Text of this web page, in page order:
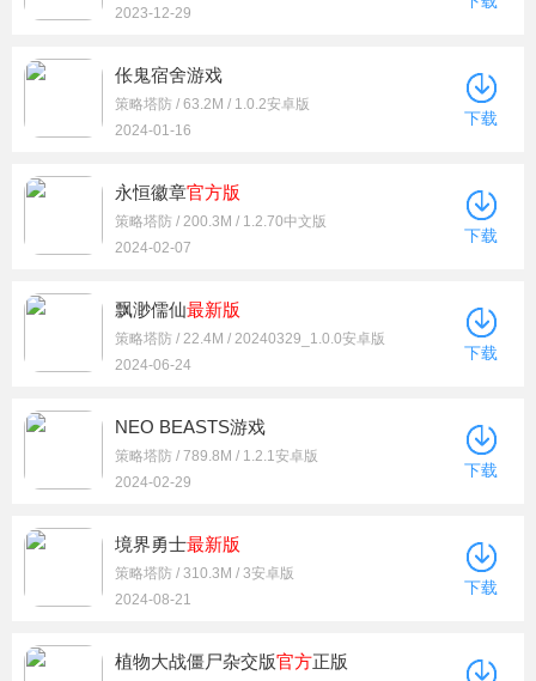
2023-12-29
伥鬼宿舍游戏
策略塔防 / 63.2M / 1.0.2安卓版
2024-01-16
下载
永恒徽章官方版
策略塔防 / 200.3M / 1.2.70中文版
2024-02-07
下载
飘渺儒仙最新版
策略塔防 / 22.4M / 20240329_1.0.0安卓版
2024-06-24
下载
NEO BEASTS游戏
策略塔防 / 789.8M / 1.2.1安卓版
2024-02-29
下载
境界勇士最新版
策略塔防 / 310.3M / 3安卓版
2024-08-21
下载
植物大战僵尸杂交版官方正版